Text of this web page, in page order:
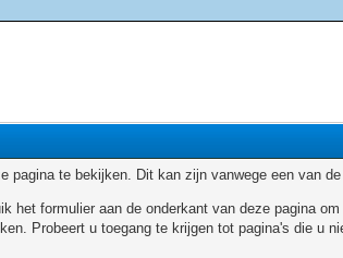
pagina te bekijken. Dit kan zijn vanwege een van
het formulier aan de onderkant van deze pagina
Probeert u toegang te krijgen tot pagina's die u